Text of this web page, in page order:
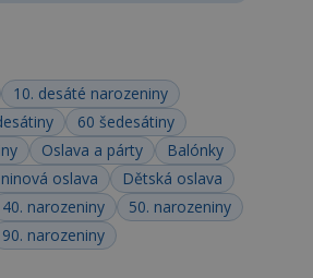
10. desáté narozeniny
60 šedesátiny
Oslava a párty
Balónky
oslava
Dětská oslava
40. narozeniny
50. narozeniny
90. narozeniny